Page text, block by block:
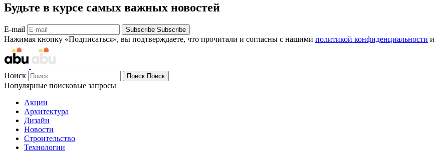
Будьте в курсе самых важных новостей
E-mail Subscribe Subscribe
Нажимая кнопку «Подписаться», вы подтверждаете, что прочитали и согласны с нашими политикой конфиденциальности и
Поиск Поиск Поиск
Популярные поисковые запросы
Акции
Архитектура
Дизайн
Новости
Строительство
Технологии